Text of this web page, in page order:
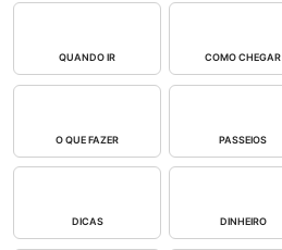
QUANDO IR COMO CHEGAR
O QUE FAZER PASSEIOS
DICAS DINHEIRO